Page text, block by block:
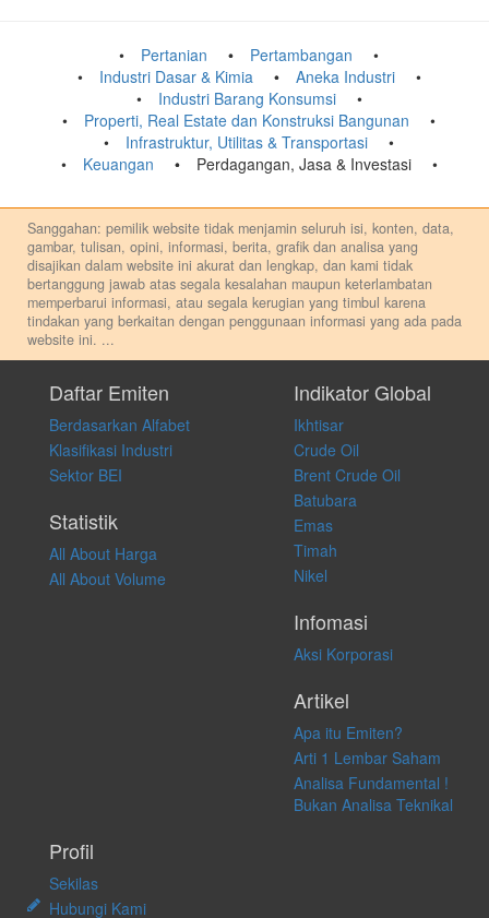
Pertanian
Pertambangan
Industri Dasar & Kimia
Aneka Industri
Industri Barang Konsumsi
Properti, Real Estate dan Konstruksi Bangunan
Infrastruktur, Utilitas & Transportasi
Keuangan
Perdagangan, Jasa & Investasi
Sanggahan: pemilik website tidak menjamin seluruh isi, konten, data,
gambar, tulisan, opini, informasi, berita, grafik dan analisa yang
disajikan dalam website ini akurat dan lengkap, dan kami tidak
bertanggung jawab atas segala kesalahan maupun keterlambatan
memperbarui informasi, atau segala kerugian yang timbul karena
tindakan yang berkaitan dengan penggunaan informasi yang ada pada
website ini. ...
pribadi. Kami tidak memberi anjuran, saran, rekomendasi untuk
membeli, menjual atau melakukan aktivitas lain yang terkait dengan
transaksi perdagangan apapun, dan kami tidak bertanggung jawab
atas keputusan investasi yang dilakukan dalam kondisi dan situasi
apapun juga, yang diakibatkan secara langsung maupun tidak
langsung atas konten pada website ini.
Daftar Emiten
Berdasarkan Alfabet
Klasifikasi Industri
Sektor BEI
Statistik
All About Harga
All About Volume
Indikator Global
Ikhtisar
Crude Oil
Brent Crude Oil
Batubara
Emas
Timah
Nikel
Infomasi
Aksi Korporasi
Artikel
Apa itu Emiten?
Arti 1 Lembar Saham
Analisa Fundamental !
Bukan Analisa Teknikal
Profil
Sekilas
Hubungi Kami